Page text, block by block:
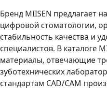
Бренд MIISEN предлагает
цифровой стоматологии,
стабильность качества и
специалистов. В каталоге
материалы, отвечающие
зуботехнических
стандартам CAD/CAM